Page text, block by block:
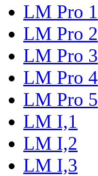
LM Pro 1
LM Pro 2
LM Pro 3
LM Pro 4
LM Pro 5
LM I,1
LM I,2
LM I,3